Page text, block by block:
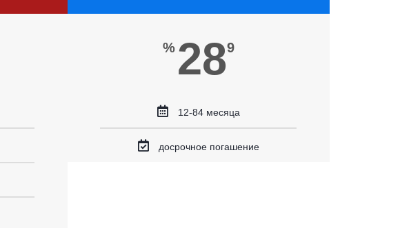
% 289
12-84 месяца
досрочное погашение